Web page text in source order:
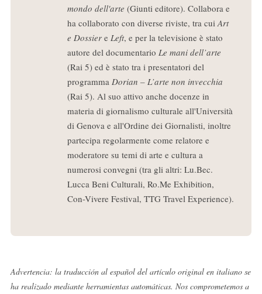
mondo dell'arte (Giunti editore). Collabora e
ha collaborato con diverse riviste, tra cui Art
e Dossiere Left, e per la televisione è stato
autore del documentario Le mani dell’arte
(Rai 5) ed è stato tra i presentatori del
programma Dorian – L’arte non invecchia
(Rai 5). Al suo attivo anche docenze in
materia di giornalismo culturale all'Università
di Genova e all'Ordine dei Giornalisti, inoltre
partecipa regolarmente come relatore e
moderatore su temi di arte e cultura a
numerosi convegni (tra gli altri: Lu.Bec.
Lucca Beni Culturali, Ro.Me Exhibition,
Con-Vivere Festival, TTG Travel Experience).
Advertencia: la traducción al español del artículo original en italiano se
ha realizado mediante herramientas automáticas. Nos comprometemos a